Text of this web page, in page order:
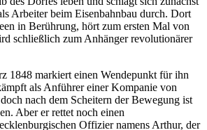
Arbeiter beim Eisenbahnbau durch. Dort
in Berührung, hört zum ersten Mal von
schließlich zum Anhänger revolutionärer
1848 markiert einen Wendepunkt für ihn
als Anführer einer Kompanie von
nach dem Scheitern der Bewegung ist
Aber er rettet noch einen
Offizier namens Arthur, der